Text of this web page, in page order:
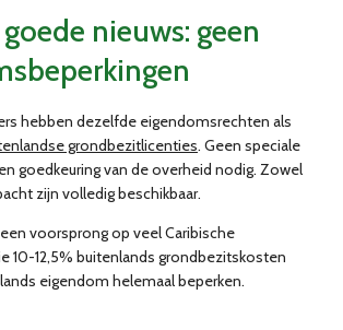
nieuws: geen
hebben dezelfde eigendomsrechten als
grondbezitlicenties. Geen speciale
goedkeuring van de overheid nodig. Zowel
zijn volledig beschikbaar.
voorsprong op veel Caribische
10-12,5% buitenlands grondbezitskosten
eigendom helemaal beperken.